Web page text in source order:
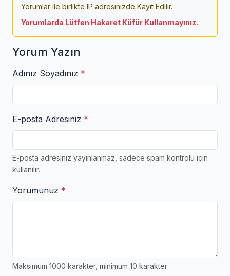
Yorumlar ile birlikte IP adresinizde Kayıt Edilir.
Yorumlarda Lütfen Hakaret Küfür Kullanmayınız.
Yorum Yazın
Adınız Soyadınız *
E-posta Adresiniz *
E-posta adresiniz yayınlanmaz, sadece spam kontrolü için
kullanılır.
Yorumunuz *
Maksimum 1000 karakter, minimum 10 karakter